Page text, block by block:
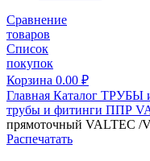
Сравнение
товаров
Список
покупок
Корзина 0.00 ₽
Главная Каталог ТРУБЫ
трубы и фитинги ППР
прямоточный VALTEC /
Распечатать